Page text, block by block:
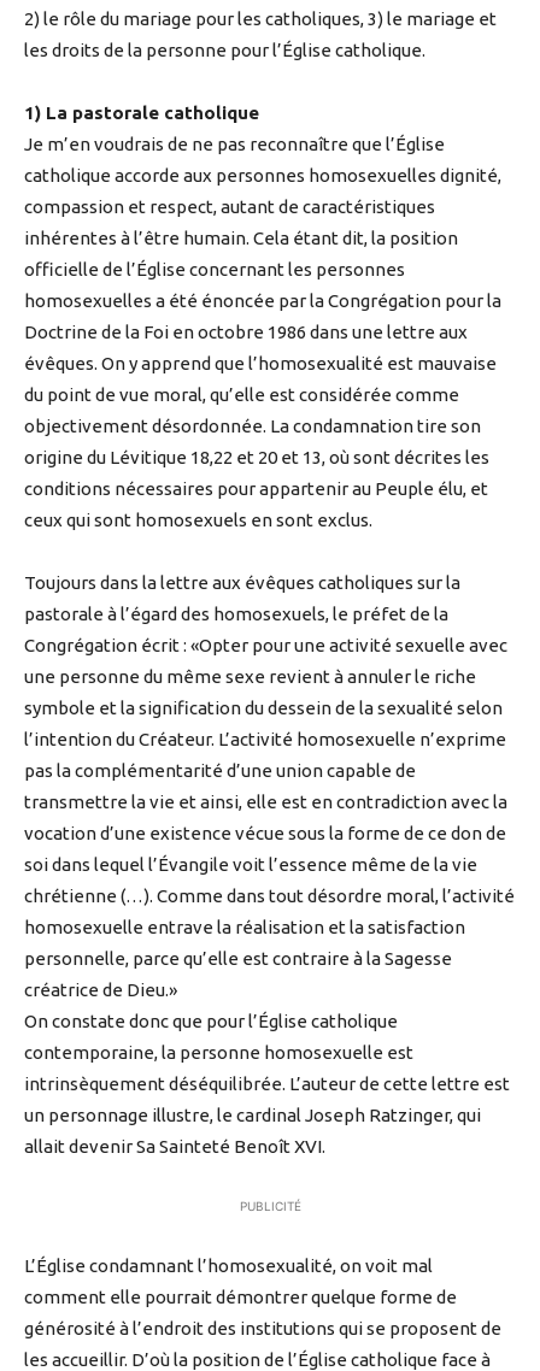
2) le rôle du mariage pour les catholiques, 3) le mariage et
les droits de la personne pour l’Église catholique.
1) La pastorale catholique
Je m’en voudrais de ne pas reconnaître que l’Église
catholique accorde aux personnes homosexuelles dignité,
compassion et respect, autant de caractéristiques
inhérentes à l’être humain. Cela étant dit, la position
officielle de l’Église concernant les personnes
homosexuelles a été énoncée par la Congrégation pour la
Doctrine de la Foi en octobre 1986 dans une lettre aux
évêques. On y apprend que l’homosexualité est mauvaise
du point de vue moral, qu’elle est considérée comme
objectivement désordonnée. La condamnation tire son
origine du Lévitique 18,22 et 20 et 13, où sont décrites les
conditions nécessaires pour appartenir au Peuple élu, et
ceux qui sont homosexuels en sont exclus.
Toujours dans la lettre aux évêques catholiques sur la
pastorale à l’égard des homosexuels, le préfet de la
Congrégation écrit : «Opter pour une activité sexuelle avec
une personne du même sexe revient à annuler le riche
symbole et la signification du dessein de la sexualité selon
l’intention du Créateur. L’activité homosexuelle n’exprime
pas la complémentarité d’une union capable de
transmettre la vie et ainsi, elle est en contradiction avec la
vocation d’une existence vécue sous la forme de ce don de
soi dans lequel l’Évangile voit l’essence même de la vie
chrétienne (…). Comme dans tout désordre moral, l’activité
homosexuelle entrave la réalisation et la satisfaction
personnelle, parce qu’elle est contraire à la Sagesse
créatrice de Dieu.»
On constate donc que pour l’Église catholique
contemporaine, la personne homosexuelle est
intrinsèquement déséquilibrée. L’auteur de cette lettre est
un personnage illustre, le cardinal Joseph Ratzinger, qui
allait devenir Sa Sainteté Benoît XVI.
PUBLICITÉ
L’Église condamnant l’homosexualité, on voit mal
comment elle pourrait démontrer quelque forme de
générosité à l’endroit des institutions qui se proposent de
les accueillir. D’où la position de l’Église catholique face à